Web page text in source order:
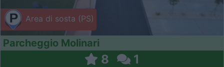
Area di sosta (PS)
Parcheggio Molinari
8 1